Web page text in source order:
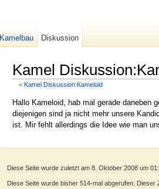
Kamel
< Kamel Diskussion:Kameloid
Hallo Kameloid, hab mal gerade daneben
diejenigen sind ja nicht mehr unsere
ist. Mir fehlt allerdings die Idee wie man
Kamelbau Diskussion
Diese Seite wurde zuletzt am 8. Oktober 2008 um
Diese Seite wurde bisher 514-mal abgerufen. Dieser